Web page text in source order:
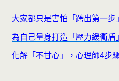
大家都只是害怕「跨出第一步
為自己量身打造「壓力緩衝盾
化解「不甘心」，心理師4步